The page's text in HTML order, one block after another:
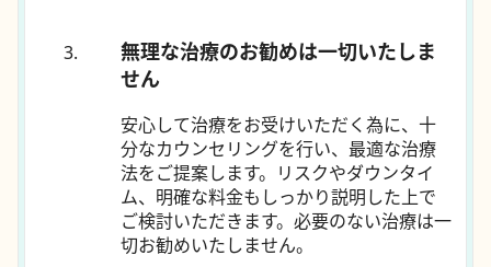
無理な治療のお勧めは一切いたしま
せん
安心して治療をお受けいただく為に、十
分なカウンセリングを行い、最適な治療
法をご提案します。リスクやダウンタイ
ム、明確な料金もしっかり説明した上で
ご検討いただきます。必要のない治療は一
切お勧めいたしません。